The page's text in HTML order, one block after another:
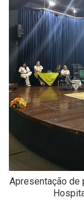
Apresentação de